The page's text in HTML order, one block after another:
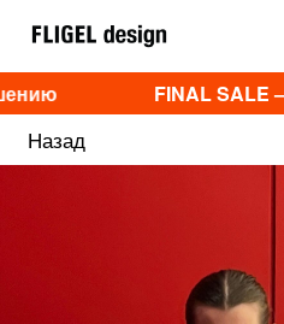
FINAL SALE
Назад